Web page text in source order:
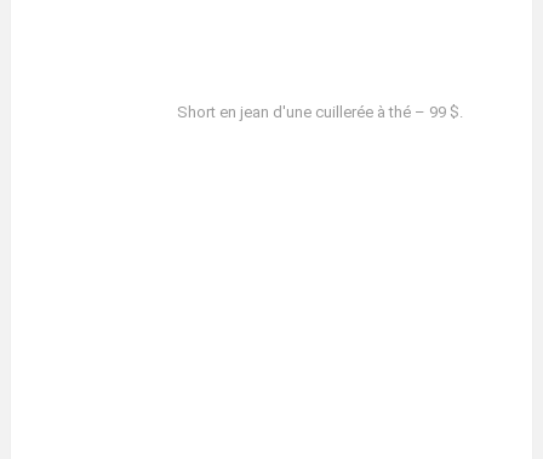
Short en jean d'une cuillerée à thé – 99 $.